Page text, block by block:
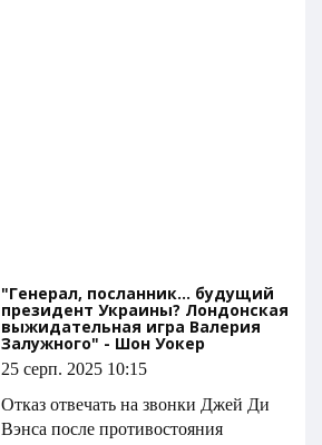
"Генерал, посланник… будущий
президент Украины? Лондонская
выжидательная игра Валерия
Залужного" - Шон Уокер
25 серп. 2025 10:15
Отказ отвечать на звонки Джей Ди
Вэнса после противостояния